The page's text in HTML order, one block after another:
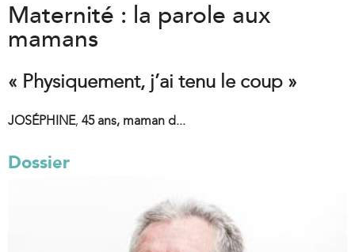
Maternité : la parole aux
mamans
« Physiquement, j’ai tenu le coup »
JOSÉPHINE, 45 ans, maman d...
Dossier